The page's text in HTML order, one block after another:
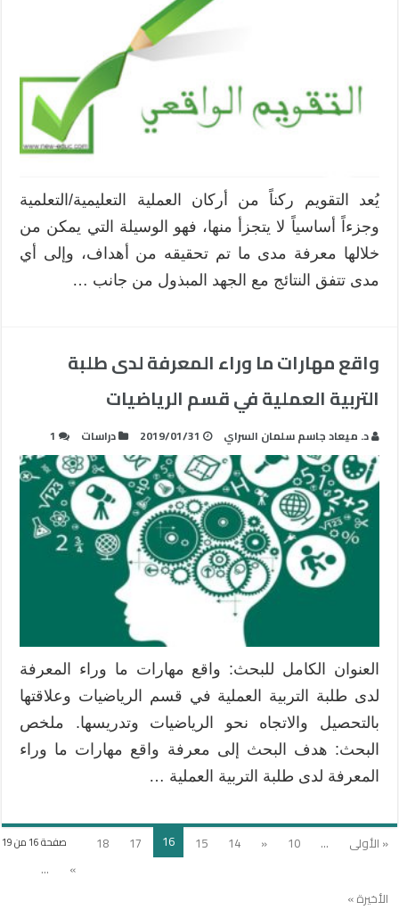
يُعد التقويم ركناً من أركان العملية التعليمية/التعلمية
وجزءاً أساسياً لا يتجزأ منها، فهو الوسيلة التي يمكن من
خلالها معرفة مدى ما تم تحقيقه من أهداف، وإلى أي
مدى تتفق النتائج مع الجهد المبذول من جانب …
واقع مهارات ما وراء المعرفة لدى طلبة
التربية العملية في قسم الرياضيات
د. ميعاد جاسم سلمان السراي 2019/01/31 دراسات 1
العنوان الكامل للبحث: واقع مهارات ما وراء المعرفة
لدى طلبة التربية العملية في قسم الرياضيات وعلاقتها
بالتحصيل والاتجاه نحو الرياضيات وتدريسها. ملخص
البحث: هدف البحث إلى معرفة واقع مهارات ما وراء
المعرفة لدى طلبة التربية العملية …
صفحة 16 من 19 « الأولى ...
10
«
14
15
16
17
18
»
...
الأخيرة »